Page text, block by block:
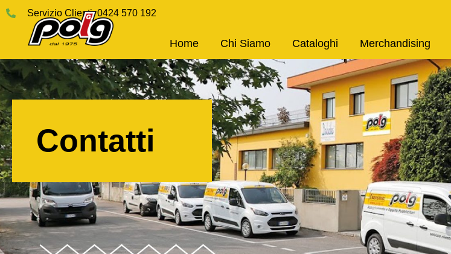
Servizio Clienti: 0424 570 192
Home Chi Siamo Cataloghi Merchandising
Contatti